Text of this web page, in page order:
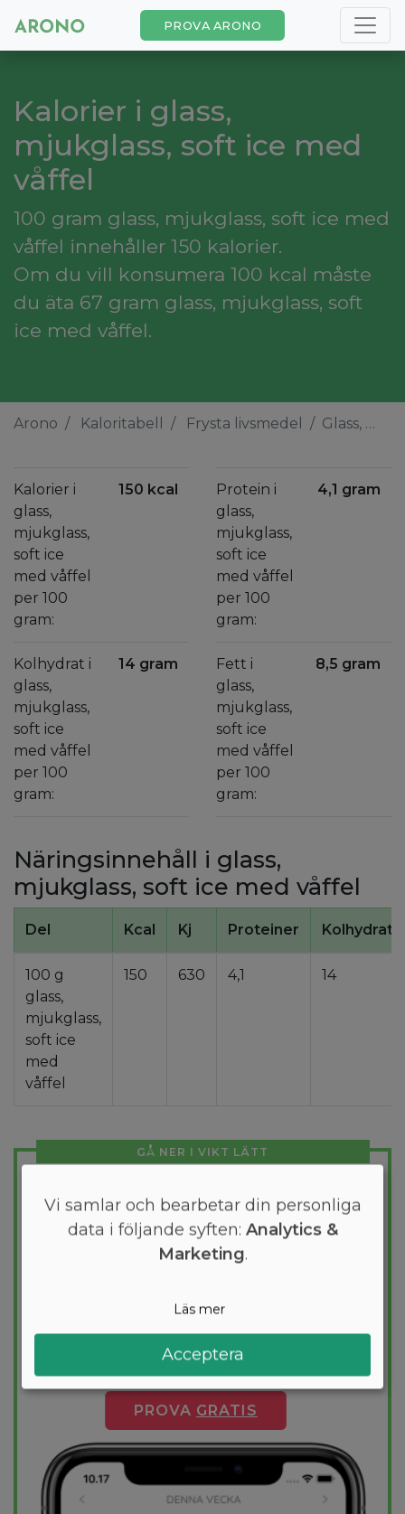
PROVA ARONO
Kalorier i glass,
mjukglass, soft ice med
våffel
100 gram glass, mjukglass, soft ice med
våffel innehåller 150 kalorier.
Om du vill konsumera 100 kcal måste
du äta 67 gram glass, mjukglass, soft
ice med våffel.
Arono Kaloritabell Frysta livsmedel Glass, mjukglass, soft ice med våffel
Kalorier i
glass,
mjukglass,
soft ice
med våffel
per 100
gram:
150 kcal
Kolhydrat i
glass,
mjukglass,
soft ice
med våffel
per 100
gram:
14 gram
Protein i
glass,
mjukglass,
soft ice
med våffel
per 100
gram:
4,1 gram
Fett i
glass,
mjukglass,
soft ice
med våffel
per 100
gram:
8,5 gram
Näringsinnehåll i glass,
mjukglass, soft ice med våffel
Del Kcal Kj Proteiner
100 g
glass,
mjukglass,
soft ice
med
våffel
150 630 4,1 14
GÅ NER I VIKT LÄTT
kostplan
Vill du gå ner några kilo? Med Arono får du
viktminskning. En dietplan är skräddarsydd
kalorimål varje dag.
PROVA GRATIS
Vi samlar och bearbetar din personliga
data i följande syften: Analytics &
Marketing.
Läs mer
Acceptera